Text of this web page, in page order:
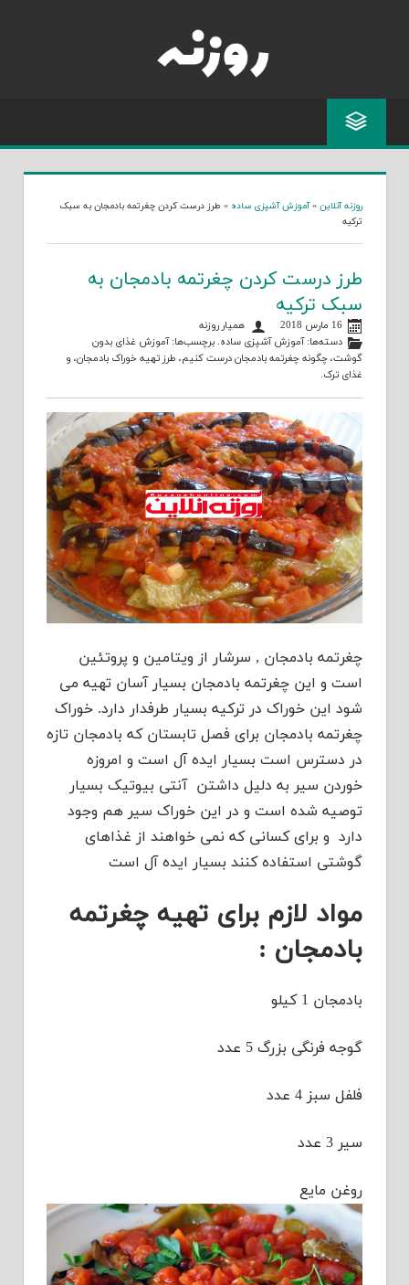
روزنه آنلاین »آموزش آشپزی ساده » طرز درست کردن چغرتمه بادمجان به سبک
ترکیه
طرز درست کردن چغرتمه بادمجان به
سبک ترکیه
16 مارس 2018
همیار روزنه
دسته‌ها:آموزش آشپزی ساده. برچسب‌ها:آموزش غذای بدون
گوشت، چگونه چغرتمه بادمجان درست کنیم، طرز تهیه خوراک بادمجان، و
غذای ترک.
چغرتمه بادمجان , سرشار از ویتامین و پروتئین
است و این چغرتمه بادمجان بسیار آسان تهیه می
شود این خوراک در ترکیه بسیار طرفدار دارد. خوراک
چغرتمه بادمجان برای فصل تابستان که بادمجان تازه
در دسترس است بسیار ایده آل است و امروزه
خوردن سیر به دلیل داشتن آنتی بیوتیک بسیار
توصیه شده است و در این خوراک سیر هم وجود
دارد و برای کسانی که نمی خواهند از غذاهای
گوشتی استفاده کنند بسیار ایده آل است
مواد لازم برای تهیه چغرتمه
بادمجان :
بادمجان 1 کیلو
گوجه فرنگی بزرگ 5 عدد
فلفل سبز 4 عدد
سیر 3 عدد
روغن مایع